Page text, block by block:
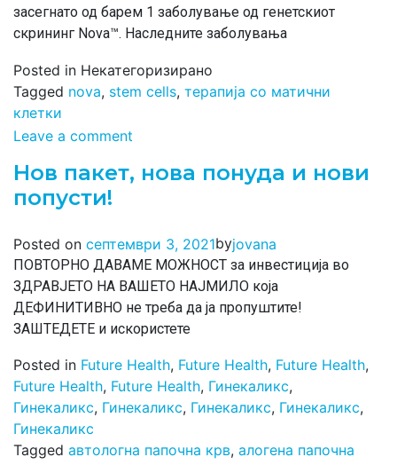
засегнато од барем 1 заболување од генетскиот
скрининг Nova™. Наследните заболувања
Posted in Некатегоризирано
Tagged nova, stem cells, терапија со матични
клетки
Leave a comment
Нов пакет, нова понуда и нови
попусти!
Posted on септември 3, 2021byjovana
ПОВТОРНО ДАВАМЕ МОЖНОСТ за инвестиција во
ЗДРАВЈЕТО НА ВАШЕТО НАЈМИЛО која
ДЕФИНИТИВНО не треба да ја пропуштите!
ЗАШТЕДЕТЕ и искористете
Posted in Future Health, Future Health, Future Health,
Future Health, Future Health, Гинекаликс,
Гинекаликс, Гинекаликс, Гинекаликс, Гинекаликс,
Гинекаликс
Tagged автологна папочна крв, алогена папочна